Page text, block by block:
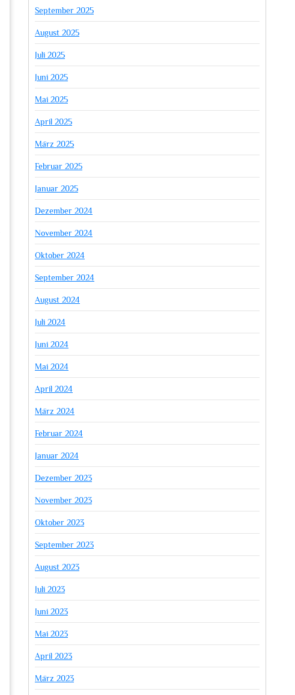
September 2025
August 2025
Juli 2025
Juni 2025
Mai 2025
April 2025
März 2025
Februar 2025
Januar 2025
Dezember 2024
November 2024
Oktober 2024
September 2024
August 2024
Juli 2024
Juni 2024
Mai 2024
April 2024
März 2024
Februar 2024
Januar 2024
Dezember 2023
November 2023
Oktober 2023
September 2023
August 2023
Juli 2023
Juni 2023
Mai 2023
April 2023
März 2023